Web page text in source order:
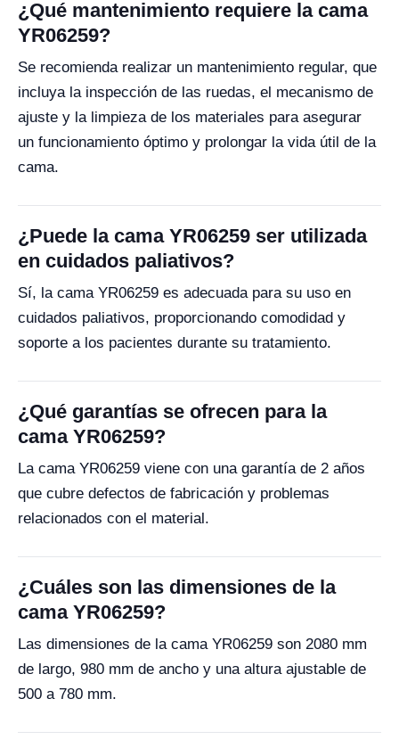
¿Qué mantenimiento requiere la cama
YR06259?
Se recomienda realizar un mantenimiento regular, que
incluya la inspección de las ruedas, el mecanismo de
ajuste y la limpieza de los materiales para asegurar
un funcionamiento óptimo y prolongar la vida útil de la
cama.
¿Puede la cama YR06259 ser utilizada
en cuidados paliativos?
Sí, la cama YR06259 es adecuada para su uso en
cuidados paliativos, proporcionando comodidad y
soporte a los pacientes durante su tratamiento.
¿Qué garantías se ofrecen para la
cama YR06259?
La cama YR06259 viene con una garantía de 2 años
que cubre defectos de fabricación y problemas
relacionados con el material.
¿Cuáles son las dimensiones de la
cama YR06259?
Las dimensiones de la cama YR06259 son 2080 mm
de largo, 980 mm de ancho y una altura ajustable de
500 a 780 mm.